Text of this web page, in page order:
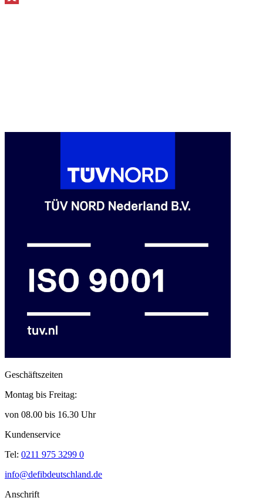
Geschäftszeiten
Montag bis Freitag:
von 08.00 bis 16.30 Uhr
Kundenservice
Tel: 0211 975 3299 0
info@defibdeutschland.de
Anschrift